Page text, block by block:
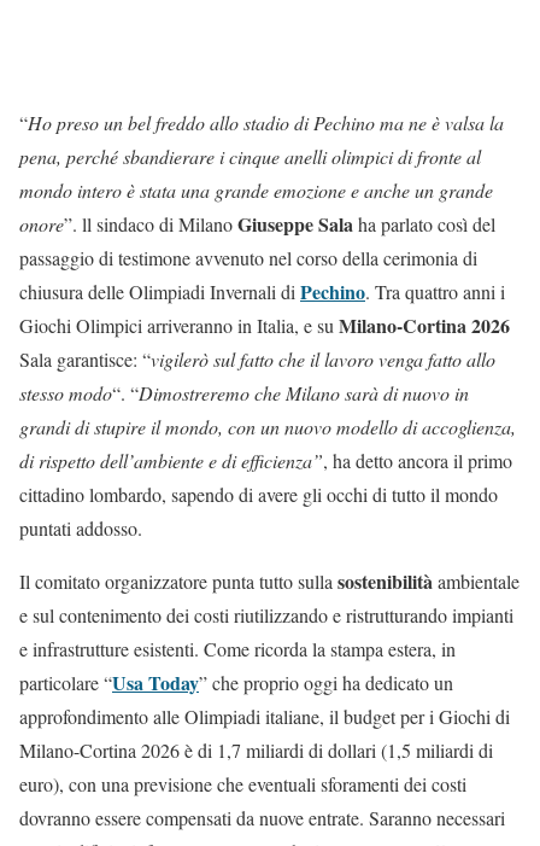
“Ho preso un bel freddo allo stadio di Pechino ma ne è valsa la
pena, perché sbandierare i cinque anelli olimpici di fronte al
mondo intero è stata una grande emozione e anche un grande
onore”. ll sindaco di MilanoGiuseppe Salaha parlato così del
passaggio di testimone avvenuto nel corso della cerimonia di
chiusura delle Olimpiadi Invernali di Pechino. Tra quattro anni i
Giochi Olimpici arriveranno in Italia, e su Milano-Cortina 2026
Sala garantisce: “vigilerò sul fatto che il lavoro venga fatto allo
stesso modo“. “Dimostreremo che Milano sarà di nuovo in
grandi di stupire il mondo, con un nuovo modello di accoglienza,
di rispetto dell’ambiente e di efficienza”, ha detto ancora il primo
cittadino lombardo, sapendo di avere gli occhi di tutto il mondo
puntati addosso.
Il comitato organizzatore punta tutto sulla sostenibilitàambientale
e sul contenimento dei costi riutilizzando e ristrutturando impianti
e infrastrutture esistenti. Come ricorda la stampa estera, in
particolare “Usa Today” che proprio oggi ha dedicato un
approfondimento alle Olimpiadi italiane, il budget per i Giochi di
Milano-Cortina 2026 è di 1,7 miliardi di dollari (1,5 miliardi di
euro), con una previsione che eventuali sforamenti dei costi
dovranno essere compensati da nuove entrate. Saranno necessari